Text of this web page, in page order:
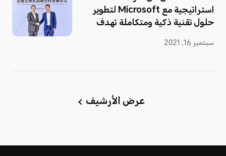
سبتمبر 16, 2021
استراتيجية مع Microsoft لتطوير
حلول تقنية ذكية ومتكاملة تهدف
لتعزيز تجارب المستخدمين
عرض الأرشيف